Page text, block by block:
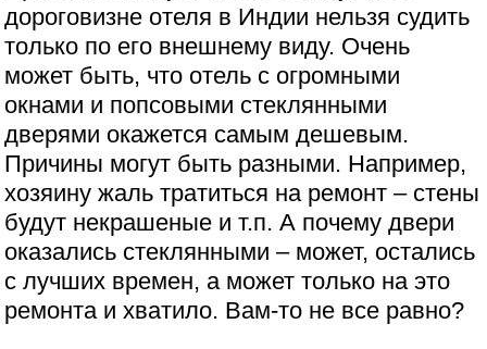
дороговизне отеля в Индии нельзя судить
только по его внешнему виду. Очень
может быть, что отель с огромными
окнами и попсовыми стеклянными
дверями окажется самым дешевым.
Причины могут быть разными. Например,
хозяину жаль тратиться на ремонт – стены
будут некрашеные и т.п. А почему двери
оказались стеклянными – может, остались
с лучших времен, а может только на это
ремонта и хватило. Вам-то не все равно?